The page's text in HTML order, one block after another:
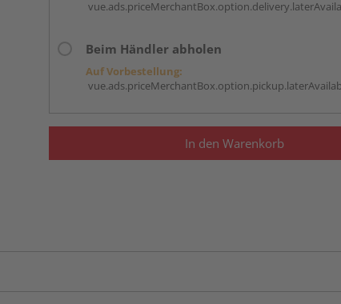
Beim Händler abholen
Auf Vorbestellung:
In den Warenkorb